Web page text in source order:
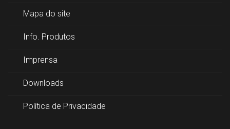
Mapa do site
Info. Produtos
Imprensa
Downloads
Política de Privacidade